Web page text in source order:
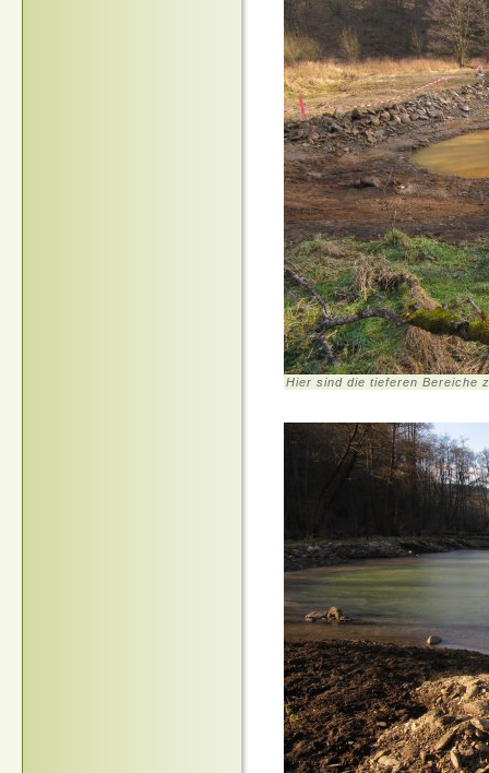
Hier sind die tieferen Bereiche